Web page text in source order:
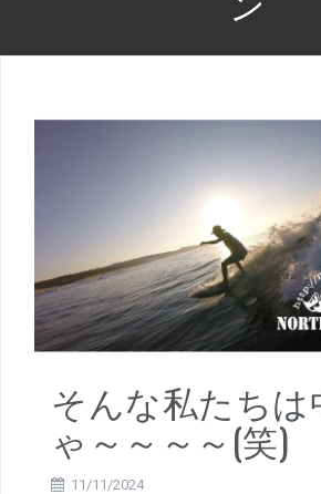
そんな私たちは
ゃ～～～～(笑)
11/11/2024